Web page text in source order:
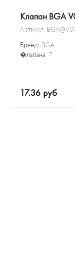
Клапан BGA
Артикул:
Бренд: BGA
�лапана: 7
17.36 руб